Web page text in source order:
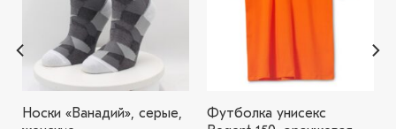
Носки «Ванадий», серые,
Футболка унисекс